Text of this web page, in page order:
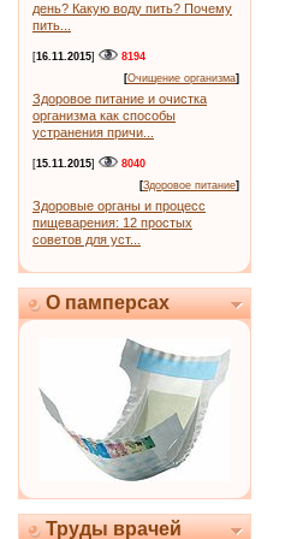
день? Какую воду пить? Почему
пить...
[16.11.2015]
8194
[Очищение организма]
Здоровое питание и очистка
организма как способы
устранения причи...
[15.11.2015]
8040
[Здоровое питание]
Здоровые органы и процесс
пищеварения: 12 простых
советов для уст...
О памперсах
Труды врачей